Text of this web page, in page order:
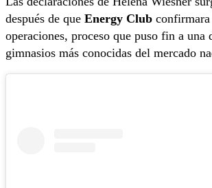
después de que Energy Club
operaciones, proceso que puso fin a una
gimnasios más conocidas del mercado